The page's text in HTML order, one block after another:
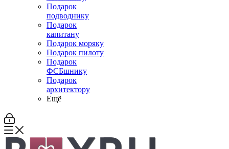
Подарок
подводнику
Подарок
капитану
Подарок моряку
Подарок пилоту
Подарок
ФСБшнику
Подарок
архитектору
Ещё